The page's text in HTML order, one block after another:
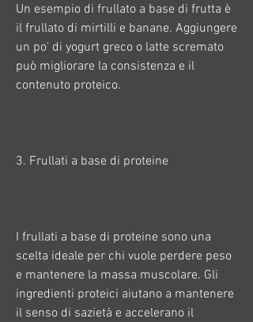
Un esempio di frullato a base di frutta è
il frullato di mirtilli e banane. Aggiungere
un po' di yogurt greco o latte scremato
può migliorare la consistenza e il
contenuto proteico.
3. Frullati a base di proteine
I frullati a base di proteine sono una
scelta ideale per chi vuole perdere peso
e mantenere la massa muscolare. Gli
ingredienti proteici aiutano a mantenere
il senso di sazietà e accelerano il